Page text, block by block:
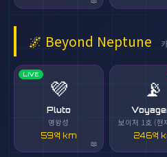
🌌 Beyond Neptune
LIVE
💜
Pluto
명왕성
59억 km
📡
보이저 1호 (현
246억